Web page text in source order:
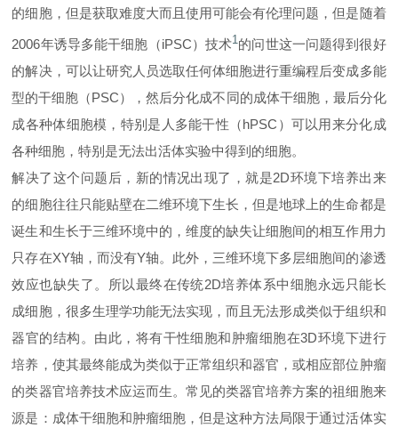
的细胞，但是获取难度大而且使用可能会有伦理问题，但是随着
2006年诱导多能干细胞（iPSC）技术1的问世这一问题得到很好
的解决，可以让研究人员选取任何体细胞进行重编程后变成多能
型的干细胞（PSC），然后分化成不同的成体干细胞，最后分化
成各种体细胞模，特别是人多能干性（hPSC）可以用来分化成
各种细胞，特别是无法出活体实验中得到的细胞。
解决了这个问题后，新的情况出现了，就是2D环境下培养出来
的细胞往往只能贴壁在二维环境下生长，但是地球上的生命都是
诞生和生长于三维环境中的，维度的缺失让细胞间的相互作用力
只存在XY轴，而没有Y轴。此外，三维环境下多层细胞间的渗透
效应也缺失了。所以最终在传统2D培养体系中细胞永远只能长
成细胞，很多生理学功能无法实现，而且无法形成类似于组织和
器官的结构。由此，将有干性细胞和肿瘤细胞在3D环境下进行
培养，使其最终能成为类似于正常组织和器官，或相应部位肿瘤
的类器官培养技术应运而生。常见的类器官培养方案的祖细胞来
源是：成体干细胞和肿瘤细胞，但是这种方法局限于通过活体实